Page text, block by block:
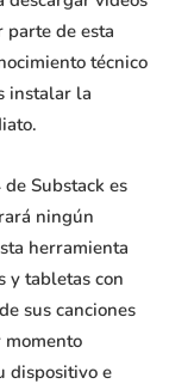
parte de esta
técnico
instalar la
Substack es
ningún
herramienta
y tabletas con
sus canciones
dispositivo e